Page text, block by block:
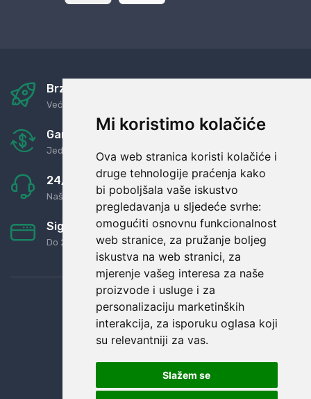
Mi koristimo kolačiće
Ova web stranica koristi kolačiće i
druge tehnologije praćenja kako
bi poboljšala vaše iskustvo
pregledavanja u sljedeće svrhe:
omogućiti osnovnu funkcionalnost
web stranice, za pružanje boljeg
iskustva na web stranici, za
mjerenje vašeg interesa za naše
proizvode i usluge i za
personalizaciju marketinških
interakcija, za isporuku oglasa koji
su relevantniji za vas.
Slažem se
Brza i sigurna dostava
Već za nekoliko dana kod vas
Garancija u povrat novaca
Jednostavno pravilo: Roba za novac
24/7 odlična podrška
Naši agenti uvijek na raspolaganju
Sigurno obročno plaćanje
Do 24 rata bez kamata